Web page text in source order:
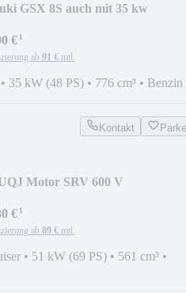
GSX 8S auch mit 35 kw
€¹
ab 91 € mtl.
• 35 kW (48 PS) • 776 cm³ • Benzin
Kontakt
QJ Motor SRV 600 V
€¹
ab 89 € mtl.
• 51 kW (69 PS) • 561 cm³ •